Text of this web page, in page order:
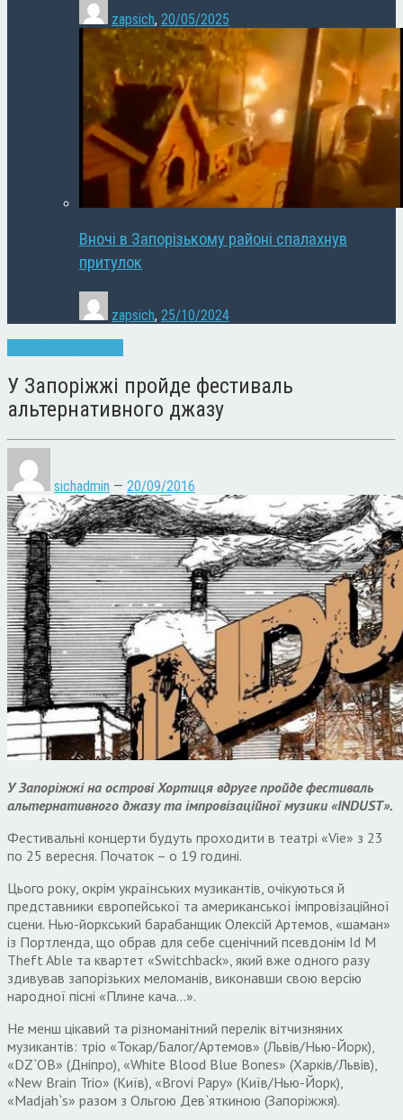
zapsich, 20/05/2025
Вночі в Запорізькому районі спалахнув
притулок
zapsich, 25/10/2024
У Запоріжжі пройде фестиваль
альтернативного джазу
sichadmin — 20/09/2016
У Запоріжжі на острові Хортиця вдруге пройде фестиваль
альтернативного джазу та імпровізаційної музики «INDUST».
Фестивальні концерти будуть проходити в театрі «Vіе» з 23
по 25 вересня. Початок – о 19 годині.
Цього року, окрім українських музикантів, очікуються й
представники європейської та американської імпровізаційної
сцени. Нью-йоркський барабанщик Олексій Артемов, «шаман»
із Портленда, що обрав для себе сценічний псевдонім Id M
Theft Able та квартет «Switchback», який вже одного разу
здивував запорізьких меломанів, виконавши свою версію
народної пісні «Плине кача…».
Не менш цікавий та різноманітний перелік вітчизняних
музикантів: тріо «Токар/Балог/Артемов» (Львів/Нью-Йорк),
«DZ`OB» (Дніпро), «White Blood Blue Bones» (Харків/Львів),
«New Brain Trio» (Київ), «Brovi Papy» (Київ/Нью-Йорк),
«Madjah`s» разом з Ольгою Дев`яткиною (Запоріжжя).